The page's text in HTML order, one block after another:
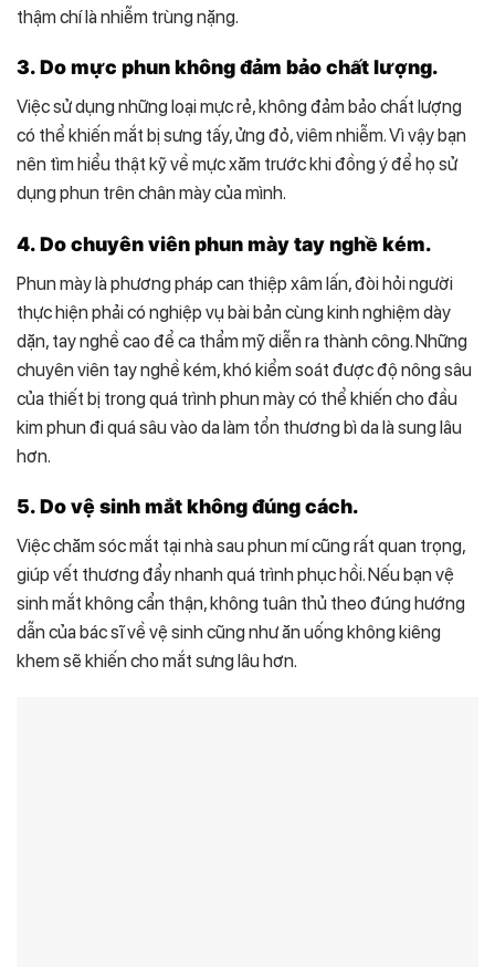
thậm chí là nhiễm trùng nặng.
3. Do mực phun không đảm bảo chất lượng.
Việc sử dụng những loại mực rẻ, không đảm bảo chất lượng
có thể khiến mắt bị sưng tấy, ửng đỏ, viêm nhiễm. Vì vậy bạn
nên tìm hiểu thật kỹ về mực xăm trước khi đồng ý để họ sử
dụng phun trên chân mày của mình.
4. Do chuyên viên phun mày tay nghề kém.
Phun mày là phương pháp can thiệp xâm lấn, đòi hỏi người
thực hiện phải có nghiệp vụ bài bản cùng kinh nghiệm dày
dặn, tay nghề cao để ca thẩm mỹ diễn ra thành công. Những
chuyên viên tay nghề kém, khó kiểm soát được độ nông sâu
của thiết bị trong quá trình phun mày có thể khiến cho đầu
kim phun đi quá sâu vào da làm tổn thương bì da là sung lâu
hơn.
5. Do vệ sinh mắt không đúng cách.
Việc chăm sóc mắt tại nhà sau phun mí cũng rất quan trọng,
giúp vết thương đẩy nhanh quá trình phục hồi. Nếu bạn vệ
sinh mắt không cẩn thận, không tuân thủ theo đúng hướng
dẫn của bác sĩ về vệ sinh cũng như ăn uống không kiêng
khem sẽ khiến cho mắt sưng lâu hơn.